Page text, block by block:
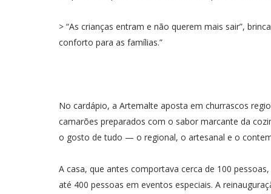
> “As crianças entram e não querem mais sair”,
conforto para as famílias.”
No cardápio, a Artemalte aposta em churrascos
camarões preparados com o sabor marcante da
o gosto de tudo — o regional, o artesanal e o
A casa, que antes comportava cerca de 100
até 400 pessoas em eventos especiais. A